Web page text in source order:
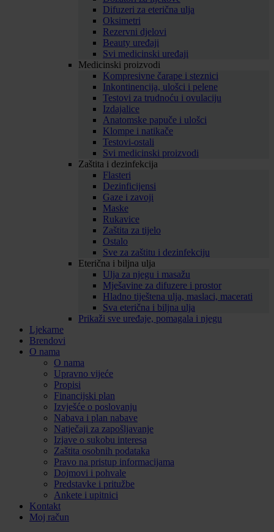
Difuzeri za eterična ulja
Oksimetri
Rezervni djelovi
Beauty uređaji
Svi medicinski uređaji
Medicinski proizvodi
Kompresivne čarape i steznici
Inkontinencija, ulošci i pelene
Testovi za trudnoću i ovulaciju
Izdajalice
Anatomske papuče i ulošci
Klompe i natikače
Testovi-ostali
Svi medicinski proizvodi
Zaštita i dezinfekcija
Flasteri
Dezinficijensi
Gaze i zavoji
Maske
Rukavice
Zaštita za tijelo
Ostalo
Sve za zaštitu i dezinfekciju
Eterična i biljna ulja
Ulja za njegu i masažu
Mješavine za difuzere i prostor
Hladno tiještena ulja, maslaci, macerati
Sva eterična i biljna ulja
Prikaži sve uređaje, pomagala i njegu
Ljekarne
Brendovi
O nama
O nama
Upravno vijeće
Propisi
Financijski plan
Izvješće o poslovanju
Nabava i plan nabave
Natječaji za zapošljavanje
Izjave o sukobu interesa
Zaštita osobnih podataka
Pravo na pristup informacijama
Dojmovi i pohvale
Predstavke i pritužbe
Ankete i upitnici
Kontakt
Moj račun